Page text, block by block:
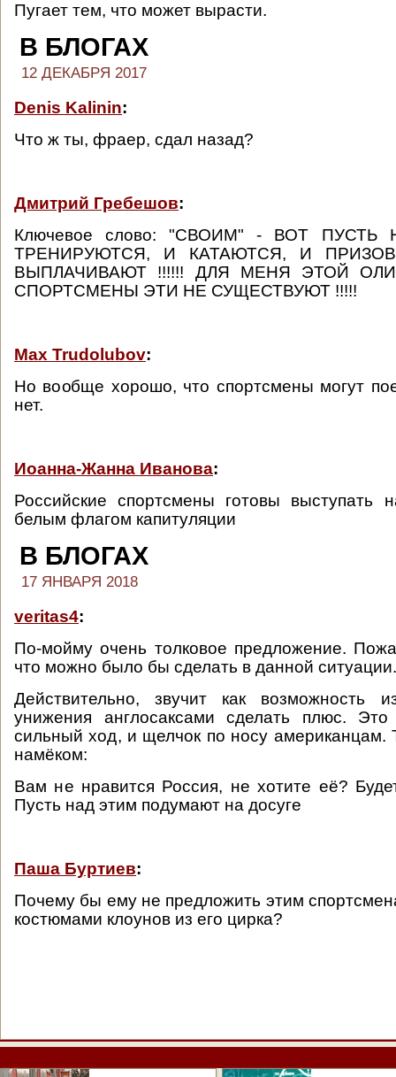
Пугает тем, что может вырасти.
В БЛОГАХ
12 ДЕКАБРЯ 2017
Denis Kalinin:
Что ж ты, фраер, сдал назад?
Дмитрий Гребешов:
Ключевое слово: "СВОИМ" - ВОТ
ТРЕНИРУЮТСЯ, И КАТАЮТСЯ, И
ВЫПЛАЧИВАЮТ !!!!!! ДЛЯ МЕНЯ ЭТОЙ
СПОРТСМЕНЫ ЭТИ НЕ СУЩЕСТВУЮТ !!!!!
Max Trudolubov:
Но вообще хорошо, что спортсмены могут
нет.
Иоанна-Жанна Иванова:
Российские спортсмены готовы выступать
белым флагом капитуляции
В БЛОГАХ
17 ЯНВАРЯ 2018
veritas4:
По-мойму очень толковое предложение.
что можно было бы сделать в данной ситуации.
Действительно, звучит как возможность
унижения англосаксами сделать плюс.
сильный ход, и щелчок по носу американцам.
намёком:
Вам не нравится Россия, не хотите её?
Пусть над этим подумают на досуге
Паша Буртиев:
Почему бы ему не предложить этим
костюмами клоунов из его цирка?